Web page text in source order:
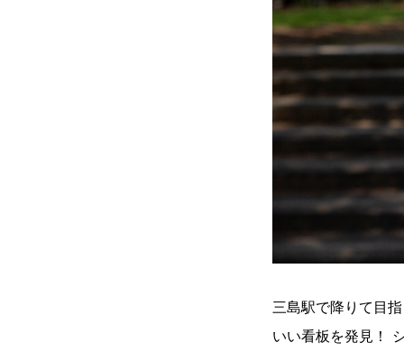
三島駅で降りて目
いい看板を発見！